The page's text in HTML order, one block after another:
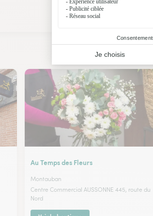
Nos
Au Temps des Fleurs
Montauban
Centre Commercial AUSSONNE 445, route du
Nord